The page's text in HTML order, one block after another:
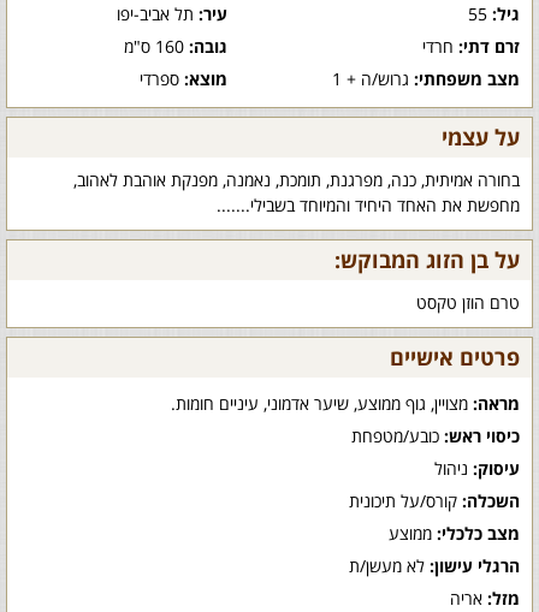
גיל: עיר:תל אביב-יפו
זרם דתי: חרדי גובה:160 ס"מ
מצב משפחתי: גרוש/ה + 1 מוצא:ספרדי
על עצמי
בחורה אמיתית, כנה, מפרגנת, תומכת, נאמנה, מפנקת אוהבת לאהוב,
מחפשת את האחד היחיד והמיוחד בשבילי.......
על בן הזוג המבוקש:
טרם הוזן טקסט
פרטים אישיים
מראה: מצויין, גוף ממוצע, שיער אדמוני, עיניים חומות.
כיסוי ראש: כובע/מטפחת
עיסוק: ניהול
השכלה: קורס/על תיכונית
מצב כלכלי: ממוצע
הרגלי עישון: לא מעשן/ת
מזל: אריה